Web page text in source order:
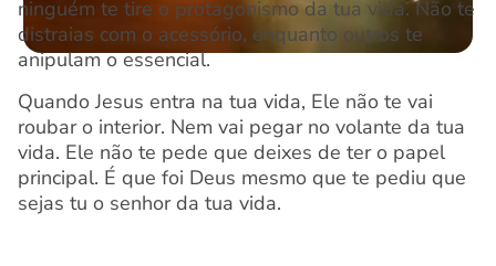
ninguém te tire o protagonismo da tua vida. Não te
distraias com o acessório, enquanto outros te
anipulam o essencial.
Quando Jesus entra na tua vida, Ele não te vai
roubar o interior. Nem vai pegar no volante da tua
vida. Ele não te pede que deixes de ter o papel
principal. É que foi Deus mesmo que te pediu que
sejas tu o senhor da tua vida.